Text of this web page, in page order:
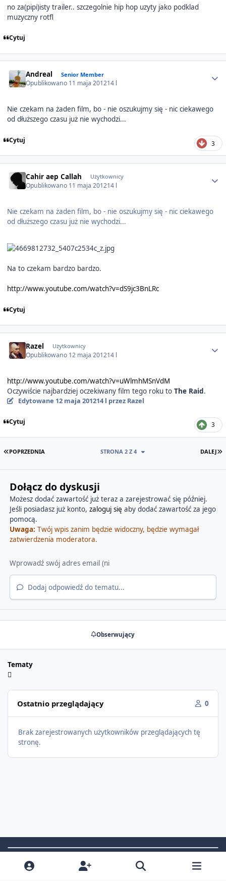
no za(pipi)isty trailer.. szczegolnie hip hop uzyty jako podklad
muzyczny rotfl
Cytuj
Andreal Senior Member
Opublikowano 11 maja 201214 l
Nie czekam na żaden film, bo - nie oszukujmy się - nic ciekawego
od dłuższego czasu już nie wychodzi...
Cytuj 3
Cahir aep Callah Użytkownicy
Opublikowano 11 maja 201214 l
Nie czekam na żaden film, bo - nie oszukujmy się - nic ciekawego
od dłuższego czasu już nie wychodzi...
Na to czekam bardzo bardzo.
http://www.youtube.com/watch?v=dS9jc3BnLRc
Cytuj
Razel Użytkownicy
Opublikowano 12 maja 201214 l
http://www.youtube.com/watch?v=uWlmhMSnVdM
Oczywiście najbardziej oczekiwany film tego roku to The Raid.
Edytowane 12 maja 201214 l przez Razel
Cytuj 3
PIERWSZA STRONA
POPRZEDNIA DALEJ
STRONA 2 Z 4
Dołącz do dyskusji
Możesz dodać zawartość już teraz a zarejestrować się później.
Jeśli posiadasz już konto, zaloguj się aby dodać zawartość za jego
pomocą.
Uwaga: Twój wpis zanim będzie widoczny, będzie wymagał
zatwierdzenia moderatora.
Dodaj odpowiedź do tematu...
Obserwujący
Tematy
Ostatnio przeglądający 0
Brak zarejestrowanych użytkowników przeglądających tę
stronę.
Light ModeDark ModeSystem Preference
t